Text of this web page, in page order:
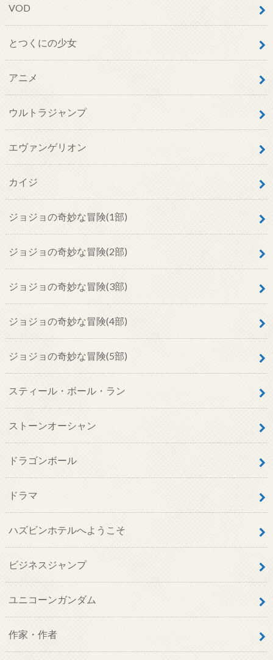
VOD
とつくにの少女
アニメ
ウルトラジャンプ
エヴァンゲリオン
カイジ
ジョジョの奇妙な冒険(1部)
ジョジョの奇妙な冒険(2部)
ジョジョの奇妙な冒険(3部)
ジョジョの奇妙な冒険(4部)
ジョジョの奇妙な冒険(5部)
スティール・ボール・ラン
ストーンオーシャン
ドラゴンボール
ドラマ
ハズビンホテルへようこそ
ビジネスジャンプ
ユニコーンガンダム
作家・作者